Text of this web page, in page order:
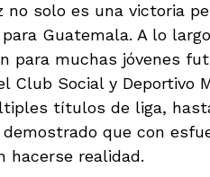
no solo es una victoria
Guatemala. A lo
para muchas jóvenes
Club Social y Deportivo
títulos de liga,
que con
hacerse realidad​.